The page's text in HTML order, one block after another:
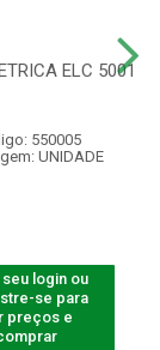
ELC 5001
550005
UNIDADE
seu login ou
se para
preços e